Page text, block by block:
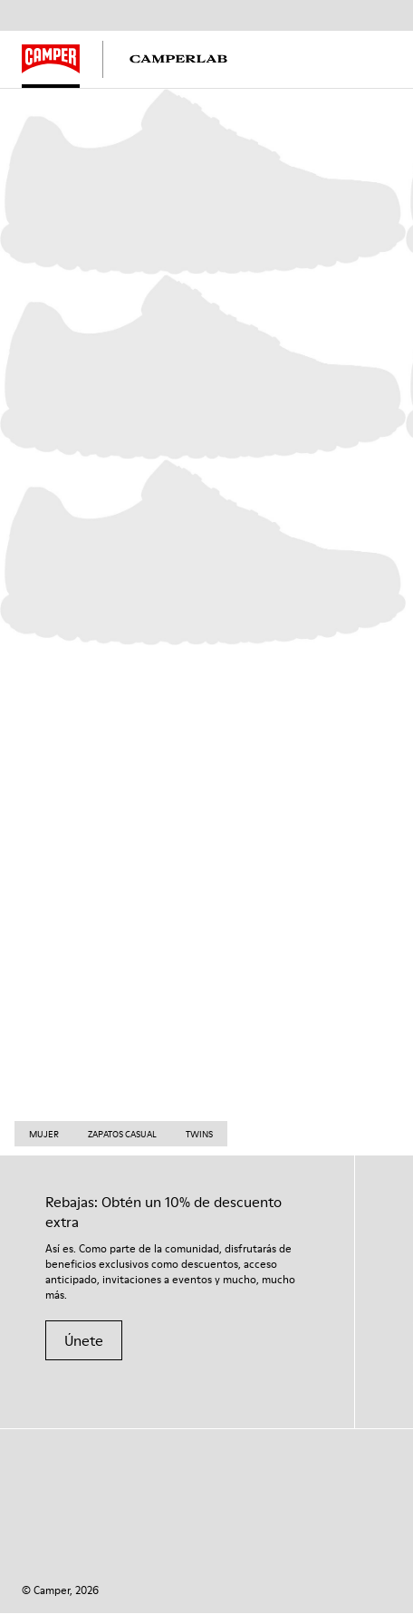
MUJER ZAPATOS CASUAL TWINS
Rebajas: Obtén un 10% de descuento
extra
Así es. Como parte de la comunidad, disfrutarás de
beneficios exclusivos como descuentos, acceso
anticipado, invitaciones a eventos y mucho, mucho
más.
Únete
© Camper, 2026